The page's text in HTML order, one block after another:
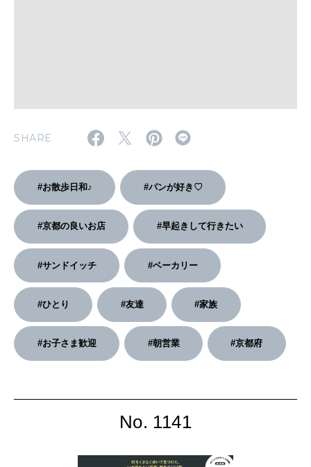
2026年6月号「大銀座 トレンドが生まれる 新しい一流店へ。」
2026年4月号「未来をつくる、学びの教科書。」
2026年3月号「スイーツ予想図 2026」
2026年2月号「良運を掴む 新・開運術。」
2026年1月号「猫がいれば、幸せ」
2025年12月号「お酒の新常識。」
SHARE
#お散歩日和♪ #パンが好き♡
#京都の良いお店 #早起きして行きたい
#サンドイッチ #ベーカリー
#ひとり #友達 #家族
#お子さま歓迎 #朝営業 #京都府
No. 1141